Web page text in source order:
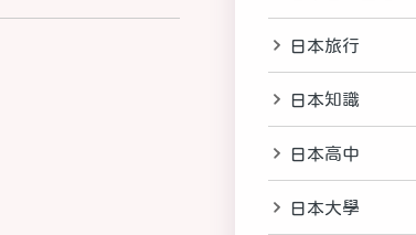
日本旅行
日本知識
日本高中
日本大學